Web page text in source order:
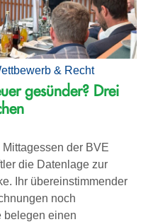
& Recht
gesünder? Drei
der BVE
die Datenlage zur
Ihr übereinstimmender
noch
belegen einen